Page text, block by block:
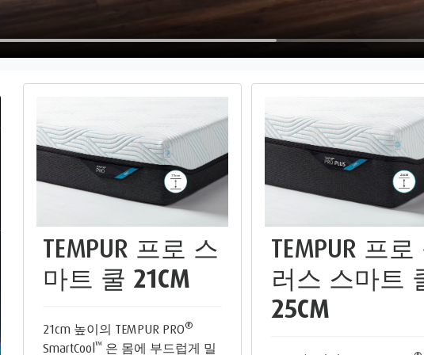
TEMPUR 프로 스
마트 쿨 21CM
21cm 높이의 TEMPUR PRO®
SmartCool™ 은 몸에 부드럽게 밀
TEMPUR 프
러스 스마트
25CM